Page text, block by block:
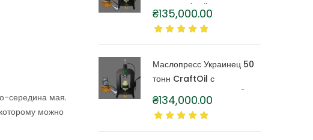
середина мая.
можно
тонн CraftOil с
капролоновой бочкой 4
литра
₴135,000.00
Маслопресс Украинец 50
тонн CraftOil с
капролоновой бочкой 3
литра
₴134,000.00